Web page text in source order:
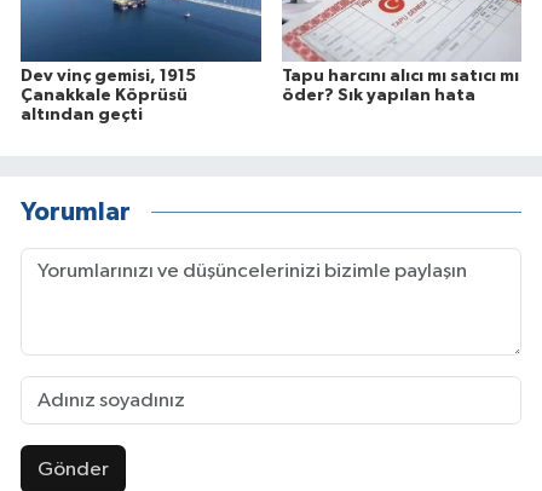
Dev vinç gemisi, 1915
Çanakkale Köprüsü
altından geçti
Tapu harcını alıcı mı satıcı mı
öder? Sık yapılan hata
Yorumlar
Gönder